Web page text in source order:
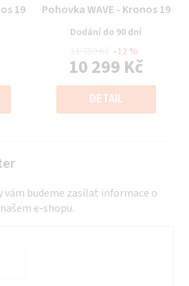
19
Průměrné
hodnocení
produktu
je
0,0
z
5
hvězdiček.
Pohovka WAVE - Kronos 19
Dodání do 90 dní
–12 %
10 299 Kč
Měrná
cena:
DETAIL
vám budeme zasílat informace o
e-shopu.